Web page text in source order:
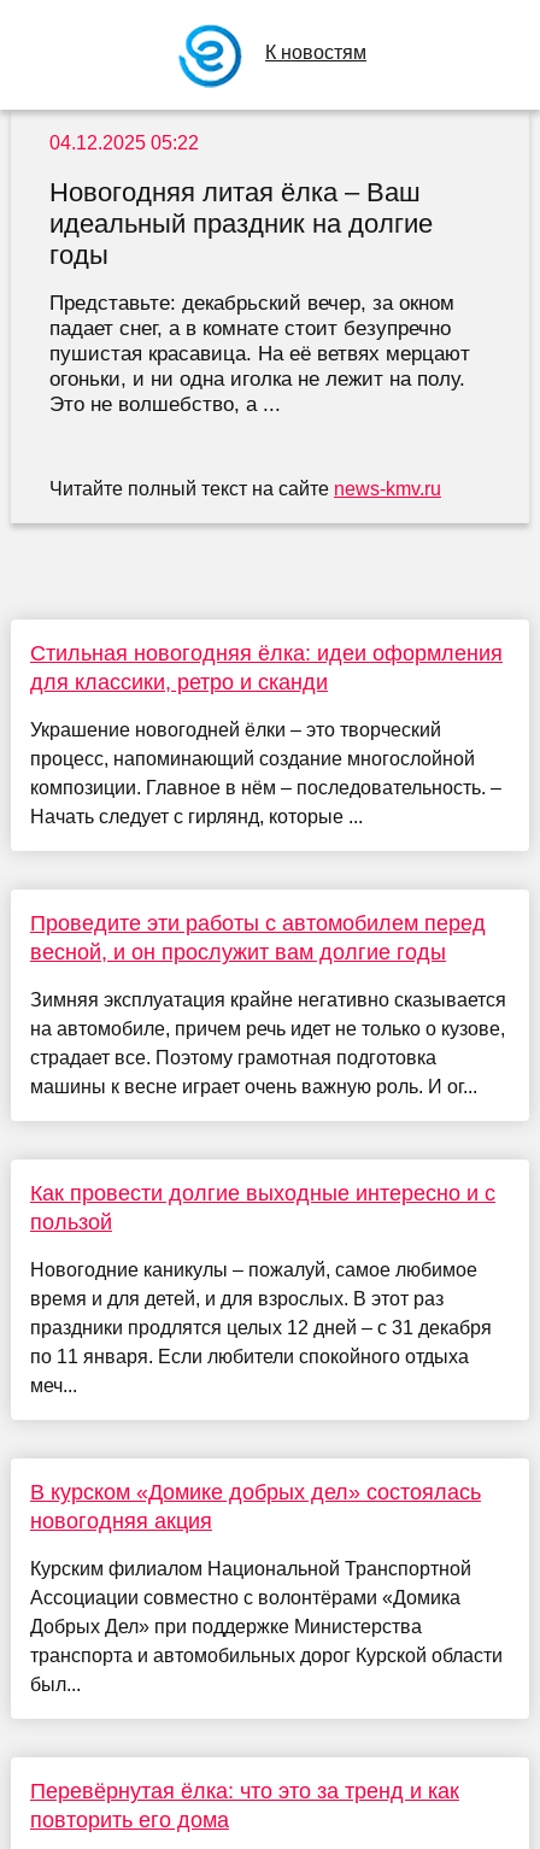
К новостям
04.12.2025 05:22
Новогодняя литая ёлка – Ваш
идеальный праздник на долгие
годы
Представьте: декабрьский вечер, за окном
падает снег, а в комнате стоит безупречно
пушистая красавица. На её ветвях мерцают
огоньки, и ни одна иголка не лежит на полу.
Это не волшебство, а ...
Читайте полный текст на сайте news-kmv.ru
Стильная новогодняя ёлка: идеи оформления
для классики, ретро и сканди
Украшение новогодней ёлки – это творческий
процесс, напоминающий создание многослойной
композиции. Главное в нём – последовательность. –
Начать следует с гирлянд, которые ...
Проведите эти работы с автомобилем перед
весной, и он прослужит вам долгие годы
Зимняя эксплуатация крайне негативно сказывается
на автомобиле, причем речь идет не только о кузове,
страдает все. Поэтому грамотная подготовка
машины к весне играет очень важную роль. И ог...
Как провести долгие выходные интересно и с
пользой
Новогодние каникулы – пожалуй, самое любимое
время и для детей, и для взрослых. В этот раз
праздники продлятся целых 12 дней – с 31 декабря
по 11 января. Если любители спокойного отдыха
меч...
В курском «Домике добрых дел» состоялась
новогодняя акция
Курским филиалом Национальной Транспортной
Ассоциации совместно с волонтёрами «Домика
Добрых Дел» при поддержке Министерства
транспорта и автомобильных дорог Курской области
был...
Перевёрнутая ёлка: что это за тренд и как
повторить его дома